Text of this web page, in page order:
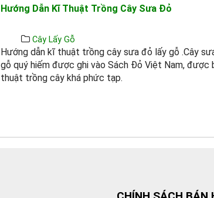
Hướng Dẫn Kĩ Thuật Trồng Cây Sưa Đỏ
Cây Lấy Gỗ
Hướng dẫn kĩ thuật trồng cây sưa đỏ lấy gỗ .Cây
gỗ quý hiếm được ghi vào Sách Đỏ Việt Nam, được
thuật trồng cây khá phức tạp.